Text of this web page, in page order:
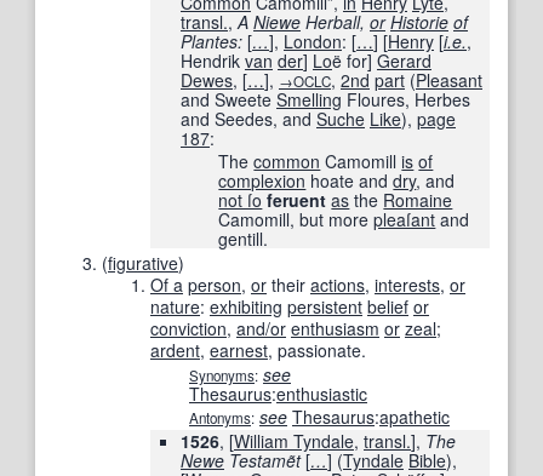
transl.,A Niewe Herball, or Historie of
Plantes: […], London: […] [Henry [i.e.,
Hendrik van der] Loë for] Gerard
Dewes, […], →OCLC, 2nd part (Pleasant
and Sweete Smelling Floures, Herbes
and Seedes, and Suche Like), page
187:
Thecommon Camomillis of
complexion hoate anddry, and
not ſo feruent as the Romaine
Camomill, but morepleaſant and
gentill.
(figurative)
Of a person, or their actions, interests, or
nature: exhibiting persistent belief or
conviction, and/or enthusiasm or zeal;
ardent, earnest, passionate.
Synonyms: see
Thesaurus:enthusiastic
Antonyms: see Thesaurus:apathetic
1526, [William Tyndale, transl.], The
Newe Testamẽt […] (Tyndale Bible),